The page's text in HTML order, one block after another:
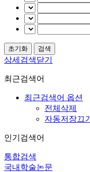
상세검색닫기
최근검색어
최근검색어 옵션
전체삭제
자동저장끄기
인기검색어
통합검색
국내학술논문